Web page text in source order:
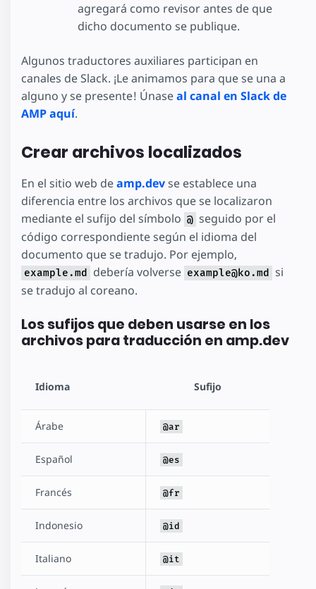
agregará como revisor antes de que
dicho documento se publique.
Algunos traductores auxiliares participan en
canales de Slack. ¡Le animamos para que se una a
alguno y se presente! Únaseal canal en Slack de
AMP aquí.
Crear archivos localizados
En el sitio web deamp.devse establece una
diferencia entre los archivos que se localizaron
mediante el sufijo del símbolo @ seguido por el
código correspondiente según el idioma del
documento que se tradujo. Por ejemplo,
example.md debería volverse example@ko.md
si
se tradujo al coreano.
Los sufijos que deben usarse en los
archivos para traducción en amp.dev
Idioma Sufijo
Árabe @ar
Español @es
Francés @fr
Indonesio @id
Italiano @it